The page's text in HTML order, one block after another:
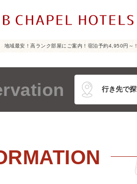
地域最安！高ランク部屋にご案内！宿泊予約4,950円～！